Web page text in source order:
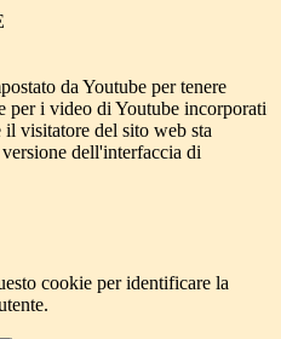
da Youtube per tenere
per i video di Youtube incorporati
il visitatore del sito web sta
dell'interfaccia di
cookie per identificare la